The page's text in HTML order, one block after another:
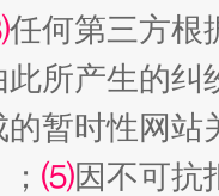
任何第三方根
所产生的纠
的暂时性网
⑸因不可抗